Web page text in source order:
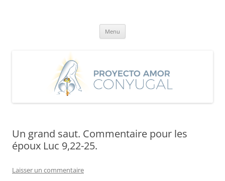
Menu
Un grand saut. Commentaire pour les
époux Luc 9,22-25.
Laisser un commentaire